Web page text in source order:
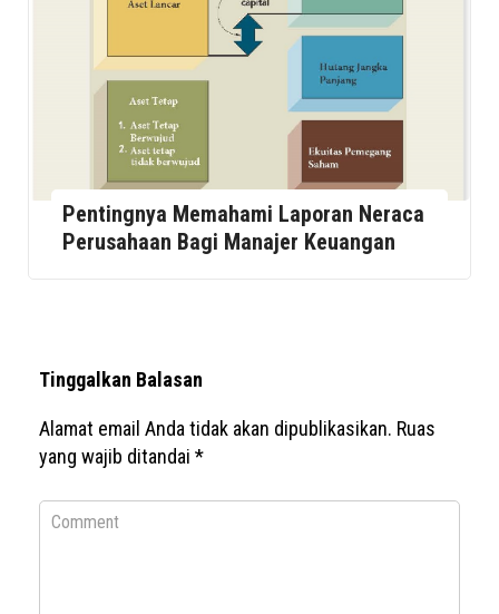
Pentingnya Memahami Laporan Neraca
Perusahaan Bagi Manajer Keuangan
Tinggalkan Balasan
Alamat email Anda tidak akan dipublikasikan. Ruas
yang wajib ditandai *